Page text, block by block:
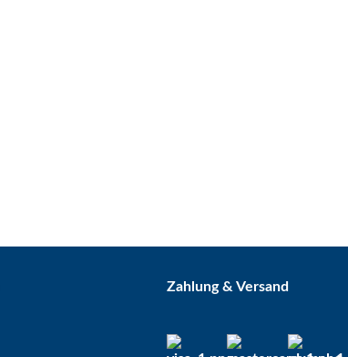
Lieferzeit:
5,75 €
Zahlung & Versand